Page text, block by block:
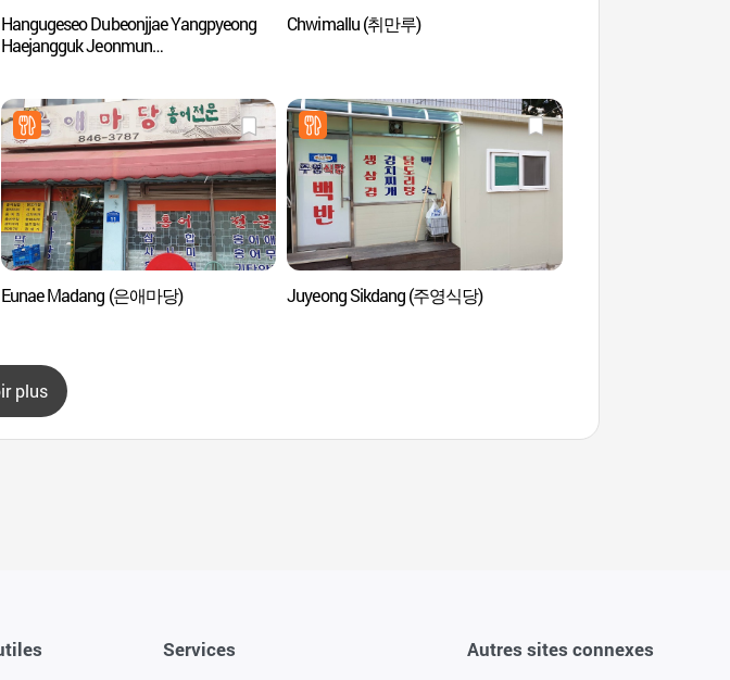
Hangugeseo Dubeonjjae Yangpyeong
Haejangguk Jeonmun
Chwimallu (취만루)
Eunae Madang (은애마당) Juyeong Sikdang (주영식당)
plus
Services Autres sites connexes